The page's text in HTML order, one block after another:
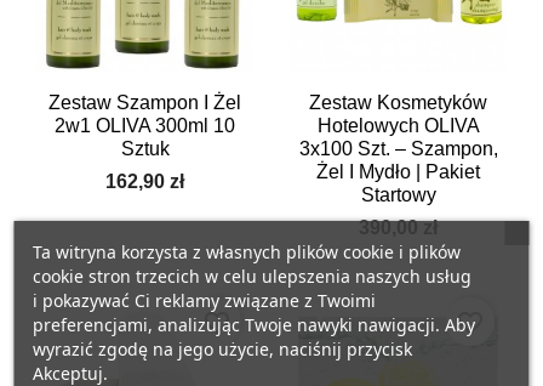
Ta witryna korzysta z własnych plików cookie i plików
cookie stron trzecich w celu ulepszenia naszych usług
i pokazywać Ci reklamy związane z Twoimi
preferencjami, analizując Twoje nawyki nawigacji. Aby
wyrazić zgodę na jego użycie, naciśnij przycisk
Akceptuj.
Zestaw Szampon I Żel
2w1 OLIVA 300ml 10
Sztuk
162,90 zł
Zestaw Kosmetyków
Hotelowych OLIVA
3x100 Szt. – Szampon,
Żel I Mydło | Pakiet
Startowy
390,00 zł
favorite_border favorite_border